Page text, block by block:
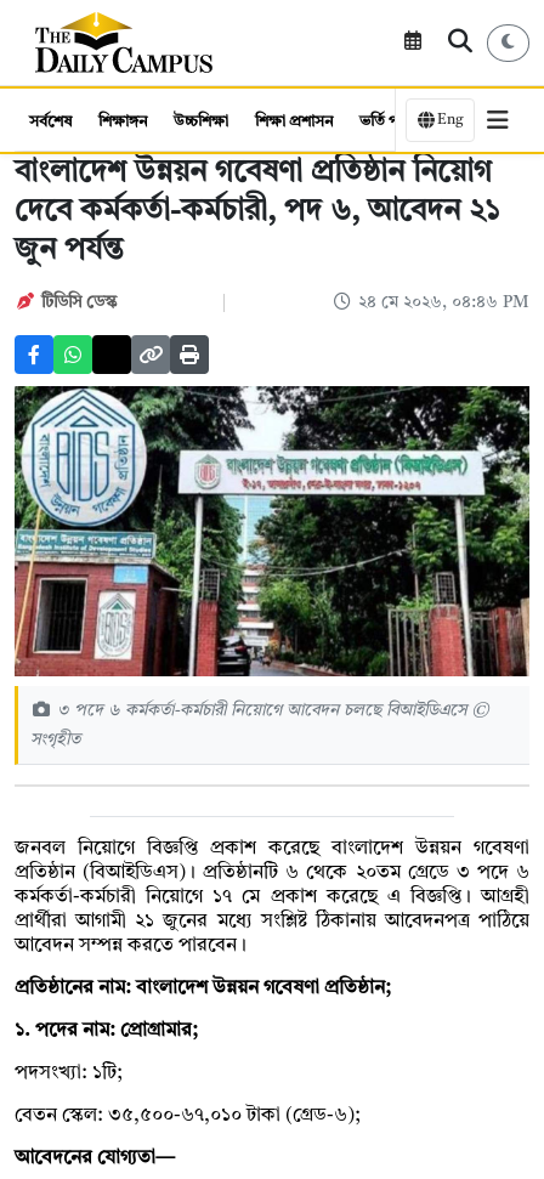
সর্বশেষ শিক্ষাঙ্গন উচ্চশিক্ষা শিক্ষা প্রশাসন ভর্তি পরীক্ষা কর্মসংস্থান
Eng
বাংলাদেশ উন্নয়ন গবেষণা প্রতিষ্ঠান নিয়োগ
দেবে কর্মকর্তা-কর্মচারী, পদ ৬, আবেদন ২১
জুন পর্যন্ত
টিডিসি ডেস্ক ২৪ মে ২০২৬, ০৪:৪৬ PM
৩ পদে ৬ কর্মকর্তা-কর্মচারী নিয়োগে আবেদন চলছে বিআইডিএসে ©
সংগৃহীত
জনবল নিয়োগে বিজ্ঞপ্তি প্রকাশ করেছে বাংলাদেশ উন্নয়ন গবেষণা
প্রতিষ্ঠান (বিআইডিএস)। প্রতিষ্ঠানটি ৬ থেকে ২০তম গ্রেডে ৩ পদে ৬
কর্মকর্তা-কর্মচারী নিয়োগে ১৭ মে প্রকাশ করেছে এ বিজ্ঞপ্তি। আগ্রহী
প্রার্থীরা আগামী ২১ জুনের মধ্যে সংশ্লিষ্ট ঠিকানায় আবেদনপত্র পাঠিয়ে
আবেদন সম্পন্ন করতে পারবেন।
প্রতিষ্ঠানের নাম: বাংলাদেশ উন্নয়ন গবেষণা প্রতিষ্ঠান;
১. পদের নাম: প্রোগ্রামার;
পদসংখ্যা: ১টি;
বেতন স্কেল: ৩৫,৫০০-৬৭,০১০ টাকা (গ্রেড-৬);
আবেদনের যোগ্যতা—